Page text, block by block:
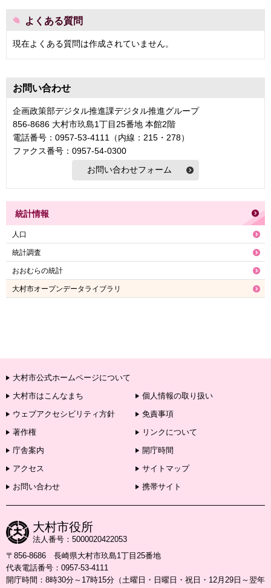
よくある質問
現在よくある質問は作成されていません。
お問い合わせ
企画政策部デジタル推進課デジタル推進グループ
856-8686 大村市玖島1丁目25番地 本館2階
電話番号：0957-53-4111（内線：215・278）
ファクス番号：0957-54-0300
統計情報
人口
統計調査
おおむらの統計
大村市オープンデータライブラリ
大村市公式ホームページについて
大村市はこんなまち
個人情報の取り扱い
ウェブアクセシビリティ方針
免責事項
著作権
リンクについて
庁舎案内
開庁時間
アクセス
サイトマップ
お問い合わせ
携帯サイト
大村市役所
法人番号：5000020422053
〒856-8686 長崎県大村市玖島1丁目25番地
代表電話番号：0957-53-4111
開庁時間：8時30分～17時15分（土曜日・日曜日・祝日・12月29日～翌年